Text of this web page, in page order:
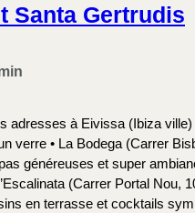
Santa Gertrudis
adresses à Eivissa (Ibiza ville)
verre • La Bodega (Carrer
généreuses et super
(Carrer Portal Nou,
en terrasse et cocktails